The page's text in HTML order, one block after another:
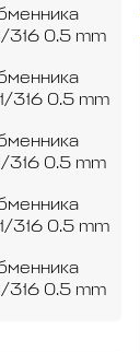
316 0.5 mm
316 0.5 mm
316 0.5 mm
316 0.5 mm
316 0.5 mm